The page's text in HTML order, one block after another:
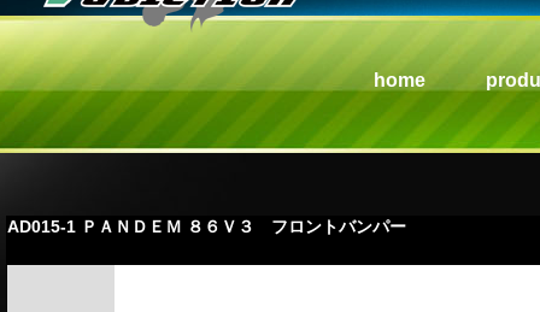
home
AD015-1 ＰＡＮＤＥＭ ８６Ｖ３ フロントバンパー